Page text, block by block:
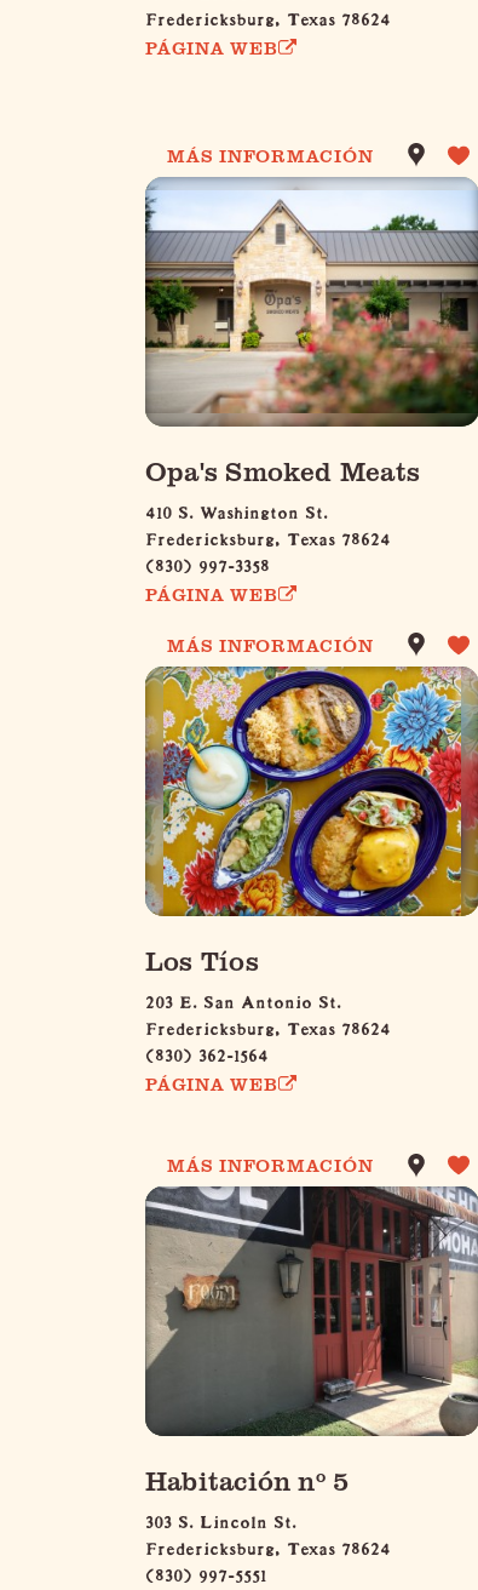
Fredericksburg, Texas 78624
PÁGINA WEB
MÁS INFORMACIÓN
Opa's Smoked Meats
410 S. Washington St.
Fredericksburg, Texas 78624
(830) 997-3358
PÁGINA WEB
MÁS INFORMACIÓN
Los Tíos
203 E. San Antonio St.
Fredericksburg, Texas 78624
(830) 362-1564
PÁGINA WEB
MÁS INFORMACIÓN
Habitación nº 5
303 S. Lincoln St.
Fredericksburg, Texas 78624
(830) 997-5551